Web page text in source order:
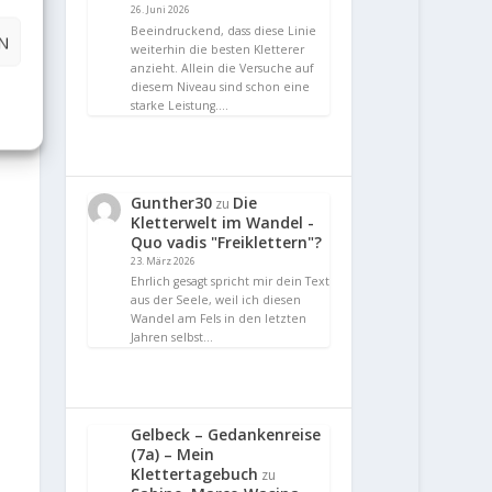
26. Juni 2026
Beeindruckend, dass diese Linie
weiterhin die besten Kletterer
anzieht. Allein die Versuche auf
diesem Niveau sind schon eine
starke Leistung.…
Gunther30 zu Die
Kletterwelt im Wandel -
Quo vadis "Freiklettern"?
23. März 2026
Ehrlich gesagt spricht mir dein Text
aus der Seele, weil ich diesen
Wandel am Fels in den letzten
Jahren selbst…
Gelbeck – Gedankenreise
(7a) – Mein
Klettertagebuch zu